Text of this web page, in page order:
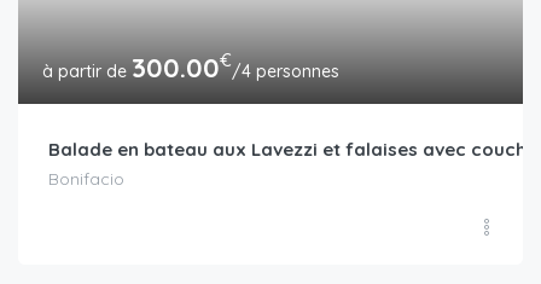
300.00€/4 personnes
Balade en bateau aux Lavezzi et falaises avec
Bonifacio